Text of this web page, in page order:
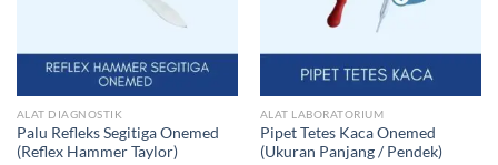
ALAT DIAGNOSTIK
Palu Refleks Segitiga Onemed
(Reflex Hammer Taylor)
ALAT LABORATORIUM
Pipet Tetes Kaca Onemed
(Ukuran Panjang / Pendek)